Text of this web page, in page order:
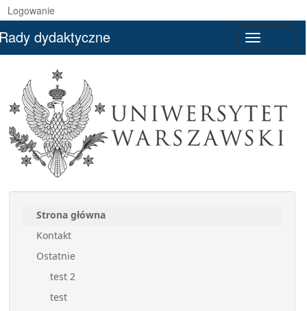
Logowanie
dydaktyczne
Strona główna
Kontakt
Ostatnie
test 2
test